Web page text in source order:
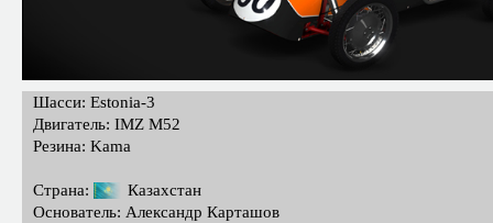
Шасси: Estonia-3
Двигатель: IMZ M52
Резина: Kama
Страна:
Казахстан
Основатель: Александр Карташов